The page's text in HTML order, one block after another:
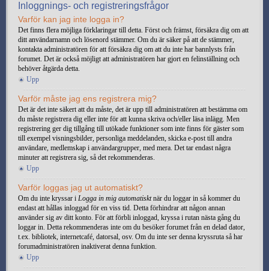
Inloggnings- och registreringsfrågor
Varför kan jag inte logga in?
Det finns flera möjliga förklaringar till detta. Först och främst, försäkra dig om att
ditt användarnamn och lösenord stämmer. Om du är säker på att de stämmer,
kontakta administratören för att försäkra dig om att du inte har bannlysts från
forumet. Det är också möjligt att administratören har gjort en felinställning och
behöver åtgärda detta.
Upp
Varför måste jag ens registrera mig?
Det är det inte säkert att du måste, det är upp till administratören att bestämma om
du måste registrera dig eller inte för att kunna skriva och/eller läsa inlägg. Men
registrering ger dig tillgång till utökade funktioner som inte finns för gäster som
till exempel visningsbilder, personliga meddelanden, skicka e-post till andra
användare, medlemskap i användargrupper, med mera. Det tar endast några
minuter att registrera sig, så det rekommenderas.
Upp
Varför loggas jag ut automatiskt?
Om du inte kryssar i Logga in mig automatisktnär du loggar in så kommer du
endast att hållas inloggad för en viss tid. Detta förhindrar att någon annan
använder sig av ditt konto. För att förbli inloggad, kryssa i rutan nästa gång du
loggar in. Detta rekommenderas inte om du besöker forumet från en delad dator,
t.ex. bibliotek, internetcafé, datorsal, osv. Om du inte ser denna kryssruta så har
forumadministratören inaktiverat denna funktion.
Upp